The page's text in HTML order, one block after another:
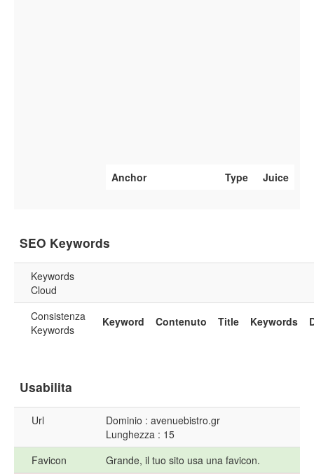
Anchor Type Juice
SEO Keywords
Keywords
Cloud
Consistenza
Keywords
Keyword Contenuto Title Keywords
Usabilita
Url
Dominio : avenuebistro.gr
Lunghezza : 15
Favicon
Grande, il tuo sito usa una favicon.